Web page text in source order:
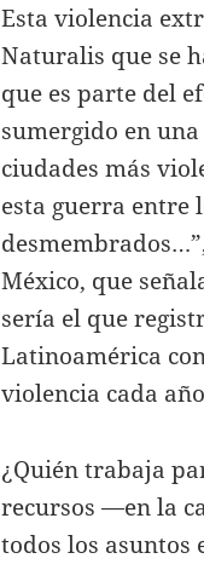
Esta violencia
Naturalis que se
que es parte del
sumergido en
ciudades más
esta guerra entre
México, que
sería el que
Latinoamérica
violencia cada
¿Quién trabaja
recursos —en la
todos los asuntos